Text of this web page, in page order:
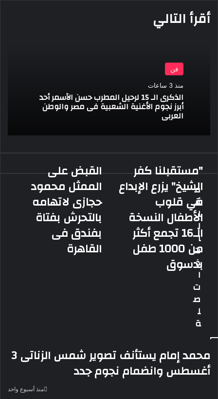
أقرأ التالي
فن
منذ 3 ساعات
الذكرى الـ 15 لرحيل المطرب حسن الأسمر أحد
أبرز نجوم الأغنية الشعبية فى مصر والوطن
العربى
القبض
الممثل
محمود
حجازى
لاتهامه
بالتحرش
بفتاة
بفندق
القبض على
الممثل محمود
حجازى لاتهامه
بالتحرش بفتاة
بفندق فى
القاهرة
"مستقبلنا
الشيخ"
يزرع
الإبداع
في
قلوب
الأطفال
النسخة
الـ16
تجمع
أكثر
من
1000
طفل
بدسوق
"مستقبلنا كفر
الشيخ" يزرع الإبداع
في قلوب
الأطفال النسخة
الـ16 تجمع أكثر
من 1000 طفل
بدسوق
م
ق
ا
ل
ا
ت
ذ
ا
ت
ص
ل
ة
محمد إمام يستأنف تصوير شمس الزناتى 3
أغسطس وانضمام نجوم جدد
منذ أسبوع واحد